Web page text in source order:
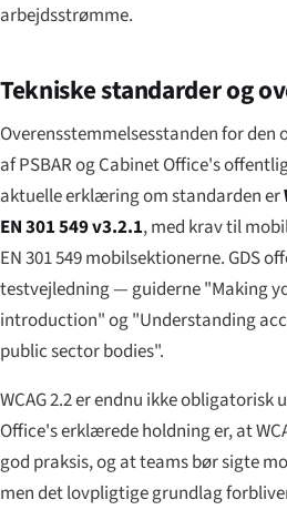
arbejdsstrømme.
Tekniske standarder og
Overensstemmelsesstanden for
af PSBAR og Cabinet Office's
aktuelle erklæring om standarden er
EN 301 549 v3.2.1, med krav til
EN 301 549 mobilsektionerne. GDS
testvejledning — guiderne "Making
introduction" og "Understanding
public sector bodies".
WCAG 2.2 er endnu ikke obligatorisk
Office's erklærede holdning er, at
god praksis, og at teams bør sigte
men det lovpligtige grundlag